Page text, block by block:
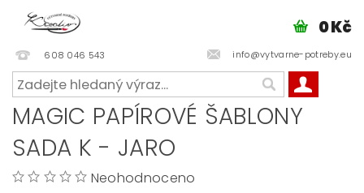
608 046 543 info@vytvarne-potreby.eu
0 Kč
MAGIC PAPÍROVÉ ŠABLONY
SADA K - JARO
Neohodnoceno